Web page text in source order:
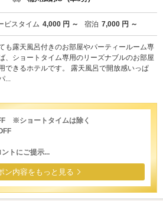
ビスタイム 4,000 円 ～ 宿泊 7,000 円 ～
も露天風呂付きのお部屋やパーティールーム専
、ショートタイム専用のリーズナブルのお部屋
できるホテルです。 露天風呂で開放感いっぱ
...
※ショートタイムは除く
トにご提示...
ン内容をもっと見る